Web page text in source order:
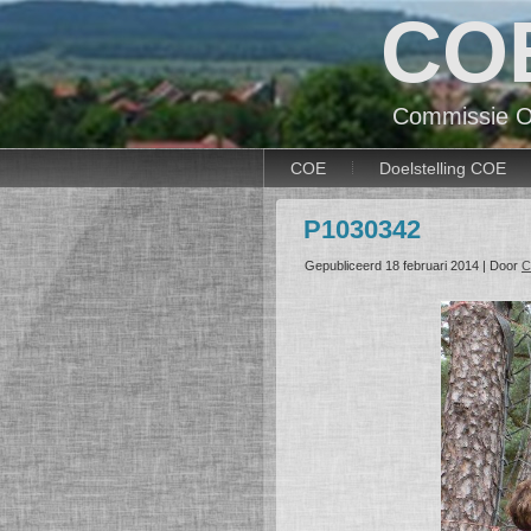
Commissie
COE Doelstelling COE
P1030342
Gepubliceerd 18 februari 2014 | Door